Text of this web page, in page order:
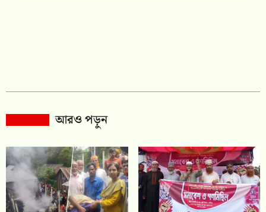
আরও পড়ুন